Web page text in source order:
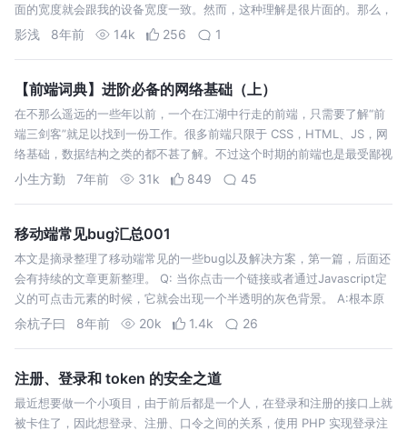
面的宽度就会跟我的设备宽度一致。然而，这种理解是很片面的。那么，
这句话
影浅 8年前 14k 256 1
【前端词典】进阶必备的网络基础（上）
在不那么遥远的一些年以前，一个在江湖中行走的前端，只需要了解“前
端三剑客”就足以找到一份工作。很多前端只限于 CSS，HTML、JS，网
络基础，数据结构之类的都不甚了解。不过这个时期的前端也是最受鄙视
的时期，这个时期前端的大量工作依赖于后端，且不需要动画效果和交互
小生方勤 7年前 31k 849 45
移动端常见bug汇总001
本文是摘录整理了移动端常见的一些bug以及解决方案，第一篇，后面还
会有持续的文章更新整理。 Q: 当你点击一个链接或者通过Javascript定
义的可点击元素的时候，它就会出现一个半透明的灰色背景。 A:根本原
因是-webkit-tap-highlight-color，这个属性…
余杭子曰 8年前 20k 1.4k 26
注册、登录和 token 的安全之道
最近想要做一个小项目，由于前后都是一个人，在登录和注册的接口上就
被卡住了，因此想登录、注册、口令之间的关系，使用 PHP 实现登录注